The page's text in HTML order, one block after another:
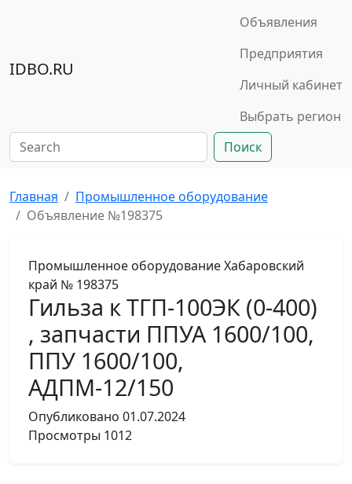
IDBO.RU
Объявления
Предприятия
Личный кабинет
Выбрать регион
Поиск
Главная
Промышленное оборудование
Объявление №198375
Промышленное оборудованиеХабаровский
край № 198375
Гильза к ТГП-100ЭК (0-400)
, запчасти ППУА 1600/100,
ППУ 1600/100,
АДПМ-12/150
Опубликовано 01.07.2024
Просмотры 1012